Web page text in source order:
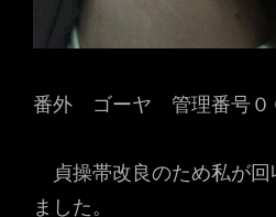
番外 ゴーヤ 管理番号０
貞操帯改良のため私が回
ました。